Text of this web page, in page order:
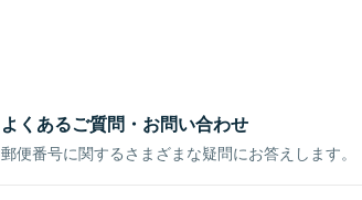
よくあるご質問・お問い合わせ
郵便番号に関するさまざまな疑問にお答えします。